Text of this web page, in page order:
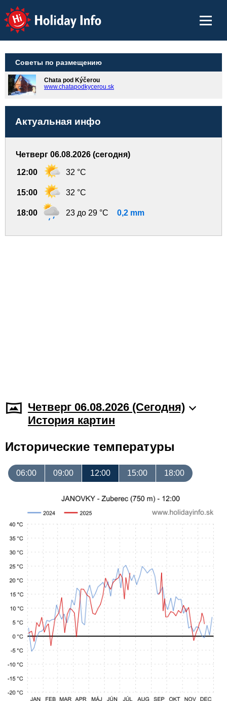
Holiday Info
Советы по размещению
Chata pod Kýčerou
www.chatapodkycerou.sk
Актуальная инфо
Четверг 06.08.2026 (сегодня)
12:00 32 °C
15:00 32 °C
18:00 23 до 29 °C 0,2 mm
Четверг 06.08.2026 (Cегодня)
История картин
Исторические температуры
06:00 09:00 12:00 15:00 18:00